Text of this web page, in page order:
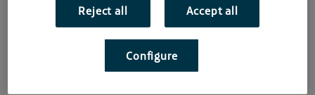
Reject all Accept all
Configure